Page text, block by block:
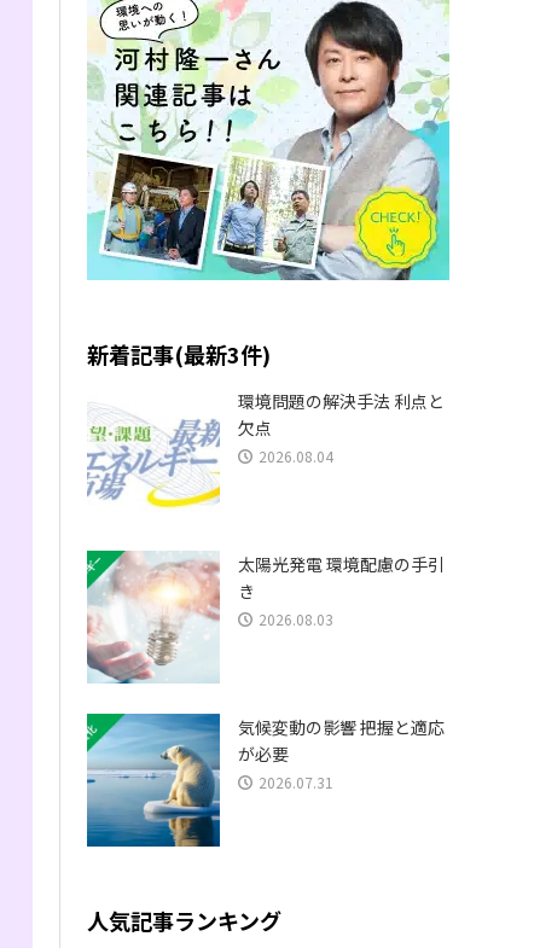
新着記事(最新3件)
環境問題の解決手法 利点と
欠点
2026.08.04
太陽光発電 環境配慮の手引
き
2026.08.03
気候変動の影響 把握と適応
が必要
2026.07.31
人気記事ランキング